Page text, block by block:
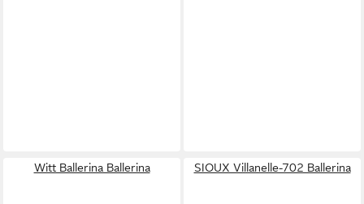
Witt Ballerina Ballerina SIOUX Villanelle-702 Ballerina